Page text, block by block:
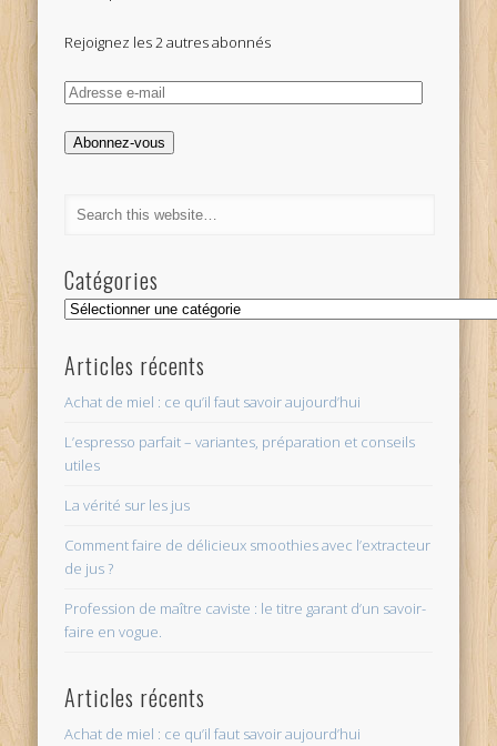
Rejoignez les 2 autres abonnés
Adresse
mail
Abonnez-vous
Catégories
Catégories
Articles récents
Achat de miel : ce qu’il faut savoir aujourd’hui
L’espresso parfait – variantes, préparation et conseils
utiles
La vérité sur les jus
Comment faire de délicieux smoothies avec l’extracteur
de jus ?
Profession de maître caviste : le titre garant d’un savoir-
faire en vogue.
Articles récents
Achat de miel : ce qu’il faut savoir aujourd’hui